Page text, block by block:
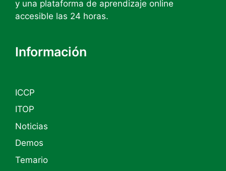
y una plataforma de aprendizaje online
accesible las 24 horas.
Información
ICCP
ITOP
Noticias
Demos
Temario